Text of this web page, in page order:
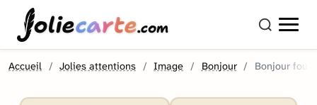
oliecarte.com
Accueil Jolies attentions Image Bonjour Bonjour fou